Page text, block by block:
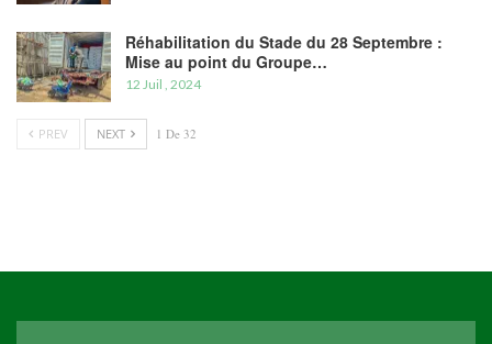
Réhabilitation du Stade du 28 Septembre :
Mise au point du Groupe…
12 Juil , 2024
PREV NEXT 1 De 32